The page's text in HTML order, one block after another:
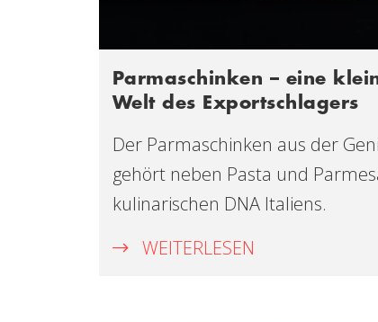
Parmaschinken – eine
Welt des Exportschlagers
Der Parmaschinken aus der
gehört neben Pasta und
kulinarischen DNA Italiens.
WEITERLESEN